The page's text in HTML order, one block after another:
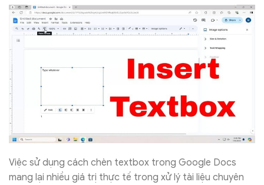
Việc sử dụng cách chèn textbox trong Google Docs
mang lại nhiều giá trị thực tế trong xử lý tài liệu chuyên